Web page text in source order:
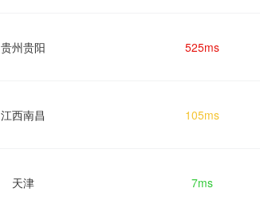
贵州贵阳 525ms
江西南昌 105ms
天津 7ms